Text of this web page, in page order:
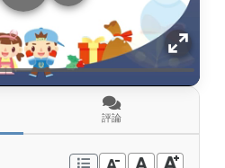
評論